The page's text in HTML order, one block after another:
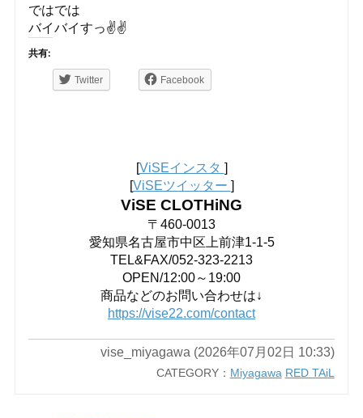
ではでは
バイバイすっ✌️✌️
共有:
Twitter Facebook
[ViSEインスタ ]
[ViSEツイッター ]
ViSE CLOTHiNG
〒460-0013
愛知県名古屋市中区上前津1-1-5
TEL&FAX/052-323-2213
OPEN/12:00～19:00
商品などのお問い合わせは↓
https://vise22.com/contact
vise_miyagawa (2026年07月02日 10:33)
CATEGORY： Miyagawa RED TAiL